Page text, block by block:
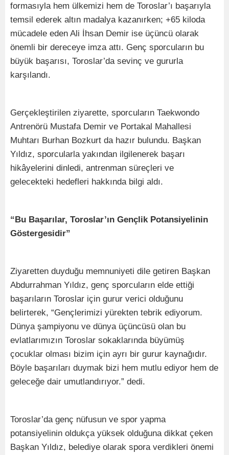
formasıyla hem ülkemizi hem de Toroslar’ı başarıyla
temsil ederek altın madalya kazanırken; +65 kiloda
mücadele eden Ali İhsan Demir ise üçüncü olarak
önemli bir dereceye imza attı. Genç sporcuların bu
büyük başarısı, Toroslar’da sevinç ve gururla
karşılandı.
Gerçekleştirilen ziyarette, sporcuların Taekwondo
Antrenörü Mustafa Demir ve Portakal Mahallesi
Muhtarı Burhan Bozkurt da hazır bulundu. Başkan
Yıldız, sporcularla yakından ilgilenerek başarı
hikâyelerini dinledi, antrenman süreçleri ve
gelecekteki hedefleri hakkında bilgi aldı.
“Bu Başarılar, Toroslar’ın Gençlik Potansiyelinin
Göstergesidir”
Ziyaretten duyduğu memnuniyeti dile getiren Başkan
Abdurrahman Yıldız, genç sporcuların elde ettiği
başarıların Toroslar için gurur verici olduğunu
belirterek, “Gençlerimizi yürekten tebrik ediyorum.
Dünya şampiyonu ve dünya üçüncüsü olan bu
evlatlarımızın Toroslar sokaklarında büyümüş
çocuklar olması bizim için ayrı bir gurur kaynağıdır.
Böyle başarıları duymak bizi hem mutlu ediyor hem de
geleceğe dair umutlandırıyor.” dedi.
Toroslar’da genç nüfusun ve spor yapma
potansiyelinin oldukça yüksek olduğuna dikkat çeken
Başkan Yıldız, belediye olarak spora verdikleri önemi